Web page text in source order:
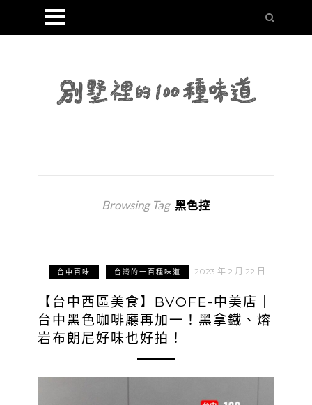
Browsing Tag 黑色控
台中百味 台灣的一百種味道 2023 年 2 月 22 日
【台中西區美食】BVOFE-中美店｜
台中黑色咖啡廳再加一！黑拿鐵、熔
岩布朗尼好味也好拍！